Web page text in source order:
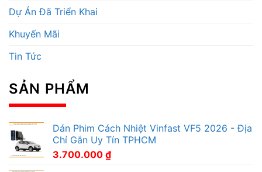
Dự Án Đã Triển Khai
Khuyến Mãi
Tin Tức
SẢN PHẨM
Dán Phim Cách Nhiệt Vinfast VF5 2026 - Địa
Chỉ Gắn Uy Tín TPHCM
3.700.000 ₫